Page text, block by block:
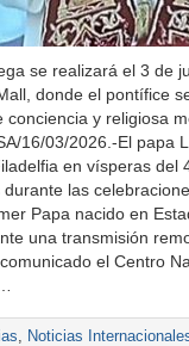
se realizará el 3 de
donde el pontífice
conciencia y religiosa
16/03/2026.-El papa
en vísperas del
durante las
Papa nacido en
una transmisión
el Centro
, Noticias